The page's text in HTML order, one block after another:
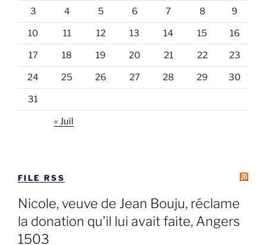
3 4 5 6 7 8 9
10 11 12 13 14 15 16
17 18 19 20 21 22 23
24 25 26 27 28 29 30
31
« Juil
FILE RSS
Nicole, veuve de Jean Bouju, réclame
la donation qu’il lui avait faite, Angers
1503